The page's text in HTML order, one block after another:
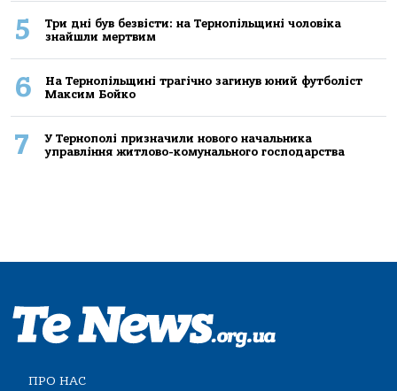
5
Три дні був безвісти: на Тернопільщині чоловіка
знайшли мертвим
6
На Тернопільщині трагічно загинув юний футболіст
Максим Бойко
7
У Тернополі призначили нового начальника
управління житлово-комунального господарства
ПРО НАС